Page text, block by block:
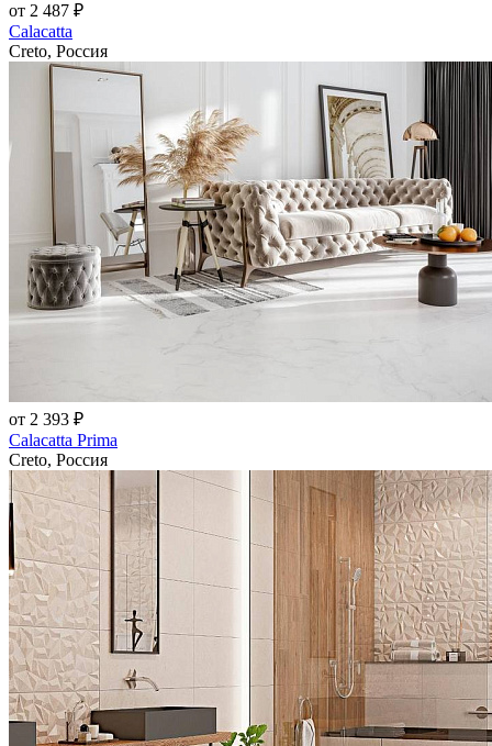
от 2 487 ₽
Calacatta
Creto, Россия
от 2 393 ₽
Calacatta Prima
Creto, Россия